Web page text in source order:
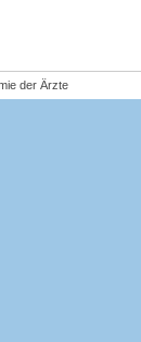
der Ärzte